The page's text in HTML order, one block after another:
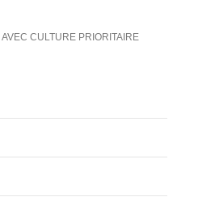
CULTURE PRIORITAIRE